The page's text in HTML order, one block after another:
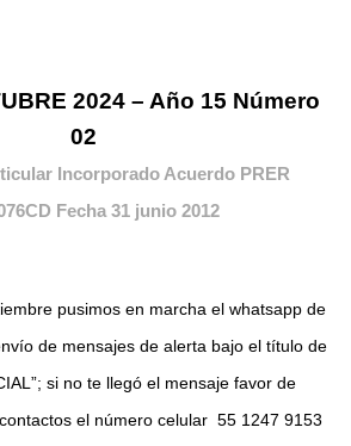
2024 – Año 15 Número
02
Incorporado Acuerdo PRER
Fecha 31 junio 2012
pusimos en marcha el whatsapp de
de mensajes de alerta bajo el título de
si no te llegó el mensaje favor de
el número celular 55 1247 9153